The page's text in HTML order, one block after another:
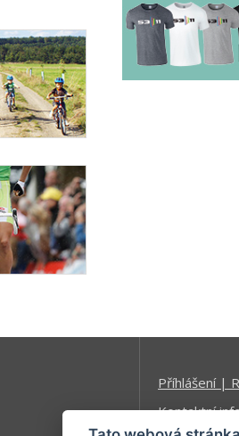
Příhlášení |
Kontaktní